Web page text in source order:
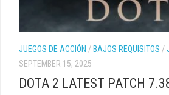
JUEGOS DE ACCIÓN / BAJOS REQUISITOS /
SEPTEMBER 15, 2025
DOTA 2 LATEST PATCH